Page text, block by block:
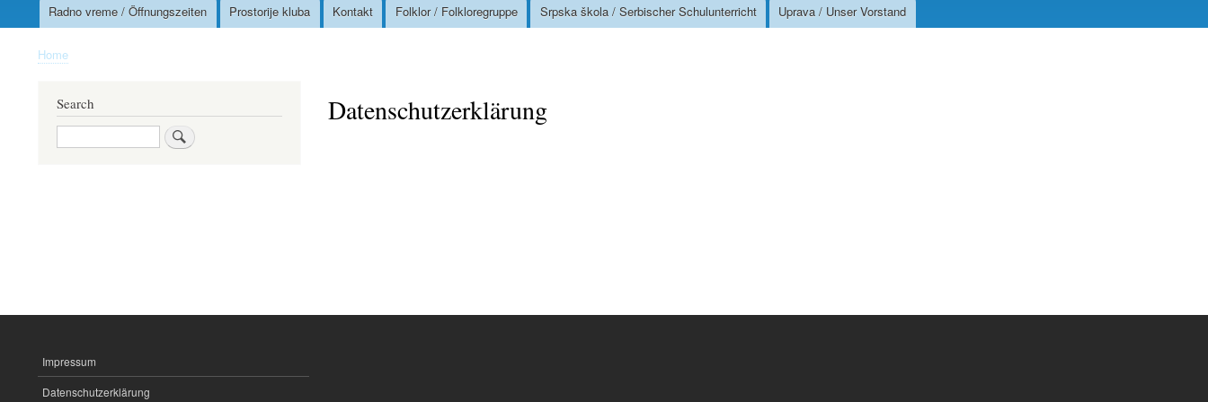
Radno vreme / Öffnungszeiten Prostorije kluba Kontakt Folklor / Folkloregruppe Srpska škola / Serbischer Schulunterricht Uprava / Unser Vorstand
Breadcrumb
Home
Datenschutzerklärung
Search
Search
IMPRESSUM
Impressum
Datenschutzerklärung